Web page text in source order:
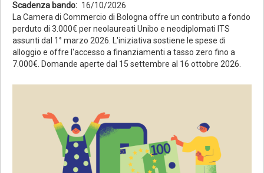
Scadenza bando
16/10/2026
La Camera di Commercio di Bologna offre un contributo a fondo
perduto di 3.000€ per neolaureati Unibo e neodiplomati ITS
assunti dal 1° marzo 2026. L'iniziativa sostiene le spese di
alloggio e offre l'accesso a finanziamenti a tasso zero fino a
7.000€. Domande aperte dal 15 settembre al 16 ottobre 2026.